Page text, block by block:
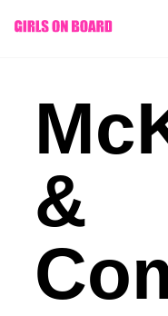
conteúdo
&